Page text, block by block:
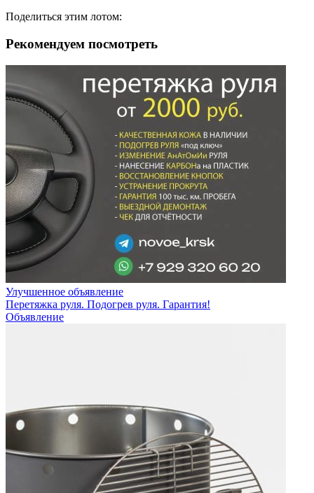
Поделиться этим лотом:
Рекомендуем посмотреть
Улучшенное объявление
Перетяжка руля. Подогрев руля. Гарантия!
Объявление